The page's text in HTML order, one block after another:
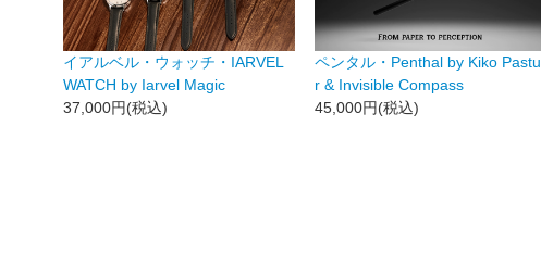
イアルベル・ウォッチ・IARVEL
WATCH by Iarvel Magic
37,000円(税込)
ペンタル・Penthal by Kiko Pastu
r & Invisible Compass
45,000円(税込)